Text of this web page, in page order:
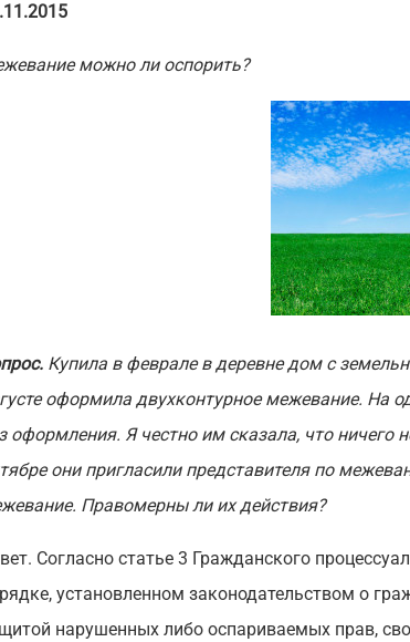
можно ли оспорить?
Купила в феврале в деревне дом с
оформила двухконтурное межевание. На
оформления. Я честно им сказала, что ничего
они пригласили представителя по
Правомерны ли их действия?
Согласно статье 3 Гражданского
установленном законодательством о
нарушенных либо оспариваемых прав,